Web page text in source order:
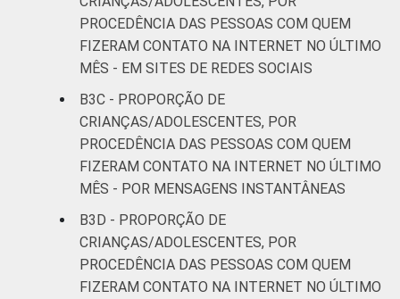
PROCEDÊNCIA DAS PESSOAS COM QUEM
FIZERAM CONTATO NA INTERNET NO ÚLTIMO
MÊS - EM SITES DE REDES SOCIAIS
B3C - PROPORÇÃO DE
CRIANÇAS/ADOLESCENTES, POR
PROCEDÊNCIA DAS PESSOAS COM QUEM
FIZERAM CONTATO NA INTERNET NO ÚLTIMO
MÊS - POR MENSAGENS INSTANTÂNEAS
B3D - PROPORÇÃO DE
CRIANÇAS/ADOLESCENTES, POR
PROCEDÊNCIA DAS PESSOAS COM QUEM
FIZERAM CONTATO NA INTERNET NO ÚLTIMO